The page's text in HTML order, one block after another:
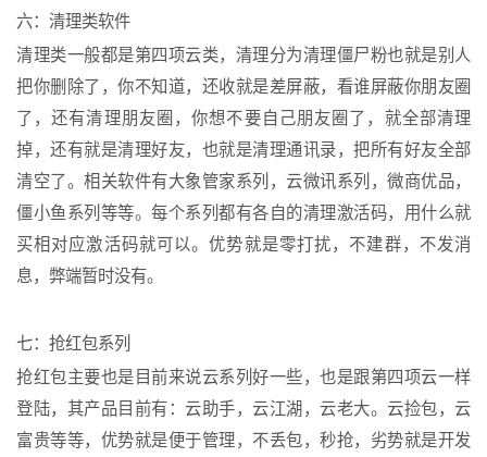
六：清理类软件
清理类一般都是第四项云类，清理分为清理僵尸粉也就是别人
把你删除了，你不知道，还收就是差屏蔽，看谁屏蔽你朋友圈
了，还有清理朋友圈，你想不要自己朋友圈了，就全部清理
掉，还有就是清理好友，也就是清理通讯录，把所有好友全部
清空了。相关软件有大象管家系列，云微讯系列，微商优品，
僵小鱼系列等等。每个系列都有各自的清理激活码，用什么就
买相对应激活码就可以。优势就是零打扰，不建群，不发消
息，弊端暂时没有。
七：抢红包系列
抢红包主要也是目前来说云系列好一些，也是跟第四项云一样
登陆，其产品目前有：云助手，云江湖，云老大。云捡包，云
富贵等等，优势就是便于管理，不丢包，秒抢，劣势就是开发